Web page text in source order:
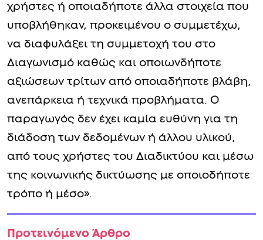
χρήστες ή οποιαδήποτε άλλα στοιχεία που
υποβλήθηκαν, προκειμένου ο συμμετέχω,
να διαφυλάξει τη συμμετοχή του στο
Διαγωνισμό καθώς και οποιωνδήποτε
αξιώσεων τρίτων από οποιαδήποτε βλάβη,
ανεπάρκεια ή τεχνικά προβλήματα. Ο
παραγωγός δεν έχει καμία ευθύνη για τη
διάδοση των δεδομένων ή άλλου υλικού,
από τους χρήστες του Διαδικτύου και μέσω
της κοινωνικής δικτύωσης με οποιοδήποτε
τρόπο ή μέσο».
Προτεινόμενο Άρθρο